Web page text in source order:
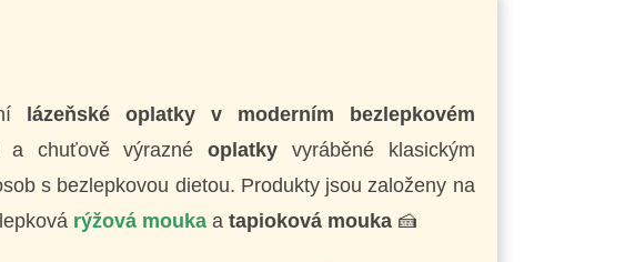
lázeňské oplatky v moderním bezlepkovém
a chuťově výraznéoplatky vyráběné klasickým
s bezlepkovou dietou. Produkty jsou založeny na
rýžová mouka a tapioková mouka🍰